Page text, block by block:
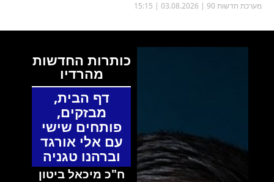
מערכת חדשות 90
כותרות החדשות
מהרדיו
דף הבית,
מבזקים,
פותחים שישי
עם אלי אורגד
וברהנו טגניה
ח"כ מיכאל ביטון